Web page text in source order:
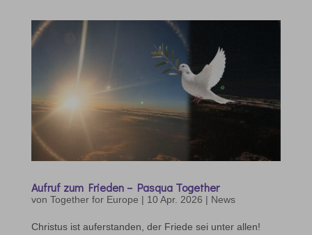
Aufruf zum Frieden – Pasqua Together
von Together for Europe | 10 Apr. 2026 | News
Christus ist auferstanden, der Friede sei unter allen!